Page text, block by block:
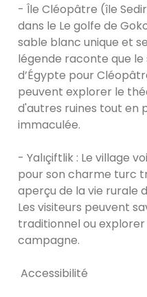
- Île Cléopâtre (île
dans le Le golfe de
sable blanc unique et
légende raconte que
d’Égypte pour
peuvent explorer le
d'autres ruines tout en
immaculée.
- Yalıçiftlik : Le village
pour son charme turc
aperçu de la vie rurale
Les visiteurs peuvent
traditionnel ou
campagne.
Accessibilité